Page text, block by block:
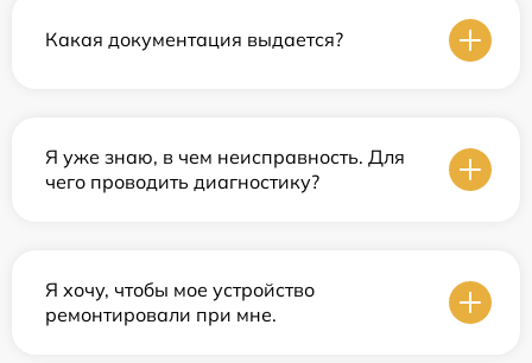
Какая документация выдается?
Я уже знаю, в чем неисправность. Для
чего проводить диагностику?
Я хочу, чтобы мое устройство
ремонтировали при мне.